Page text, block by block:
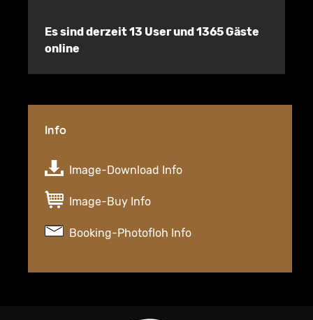
Es sind derzeit 13 User und 1365 Gäste
online
Info
Image-Download Info
Image-Buy Info
Booking-Photofloh Info